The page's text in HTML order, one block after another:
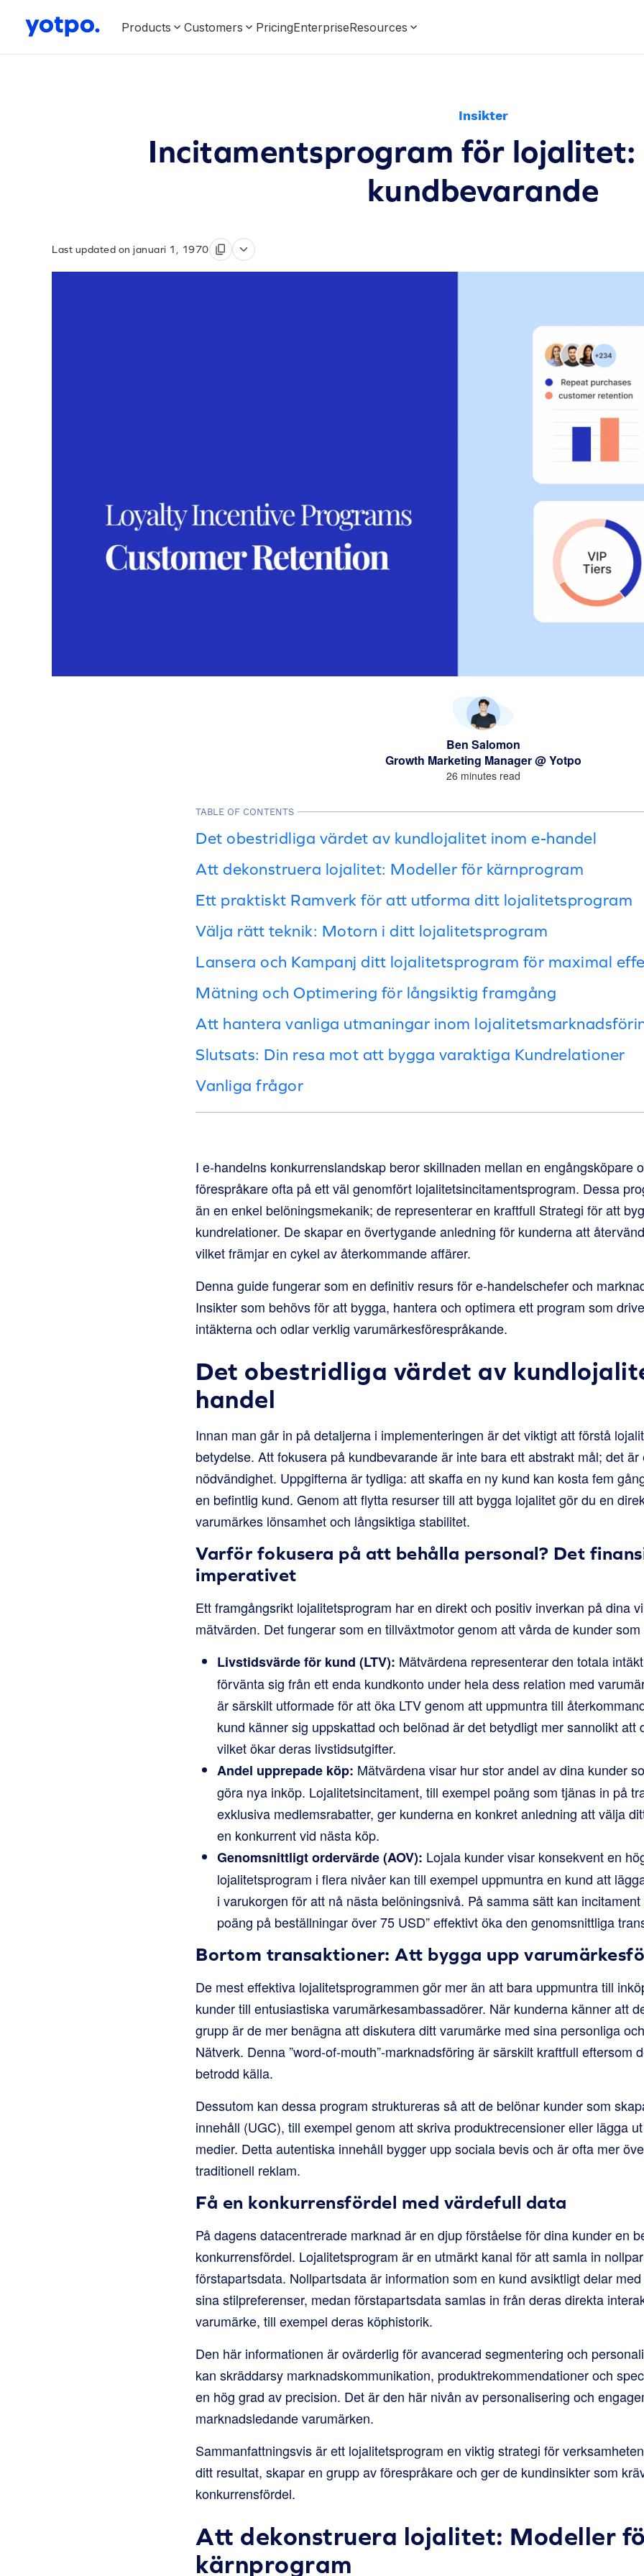
Products Customers PricingEnterpriseResources
Insikter
Incitamentsprogram för lojalitet:
kundbevarande
Last updated on januari 1, 1970
Ben Salomon
Growth Marketing Manager @ Yotpo
26 minutes read
TABLE OF CONTENTS
Det obestridliga värdet av kundlojalitet inom e-handel
Att dekonstruera lojalitet: Modeller för kärnprogram
Ett praktiskt Ramverk för att utforma ditt lojalitetsprogram
Välja rätt teknik: Motorn i ditt lojalitetsprogram
Lansera och Kampanj ditt lojalitetsprogram för maximal
Mätning och Optimering för långsiktig framgång
Att hantera vanliga utmaningar inom
Slutsats: Din resa mot att bygga varaktiga Kundrelationer
Vanliga frågor
I e-handelns konkurrenslandskap beror skillnaden mellan en engångsköpare
förespråkare ofta på ett väl genomfört lojalitetsincitamentsprogram. Dessa
än en enkel belöningsmekanik; de representerar en kraftfull Strategi för att
kundrelationer. De skapar en övertygande anledning för kunderna att
vilket främjar en cykel av återkommande affärer.
Denna guide fungerar som en definitiv resurs för e-handelschefer och
Insikter som behövs för att bygga, hantera och optimera ett program som
intäkterna och odlar verklig varumärkesförespråkande.
Det obestridliga värdet av
handel
Innan man går in på detaljerna i implementeringen är det viktigt att förstå
betydelse. Att fokusera på kundbevarande är inte bara ett abstrakt mål; det
nödvändighet. Uppgifterna är tydliga: att skaffa en ny kund kan kosta fem
en befintlig kund. Genom att flytta resurser till att bygga lojalitet gör du en
varumärkes lönsamhet och långsiktiga stabilitet.
Varför fokusera på att behålla personal? Det
imperativet
Ett framgångsrikt lojalitetsprogram har en direkt och positiv inverkan på dina
mätvärden. Det fungerar som en tillväxtmotor genom att vårda de kunder
Livstidsvärde för kund (LTV): Mätvärdena representerar den totala
förvänta sig från ett enda kundkonto under hela dess relation med
är särskilt utformade för att öka LTV genom att uppmuntra till
kund känner sig uppskattad och belönad är det betydligt mer sannolikt att
vilket ökar deras livstidsutgifter.
Andel upprepade köp: Mätvärdena visar hur stor andel av dina kunder
göra nya inköp. Lojalitetsincitament, till exempel poäng som tjänas in på
exklusiva medlemsrabatter, ger kunderna en konkret anledning att välja
en konkurrent vid nästa köp.
Genomsnittligt ordervärde (AOV): Lojala kunder visar konsekvent en
lojalitetsprogram i flera nivåer kan till exempel uppmuntra en kund att
i varukorgen för att nå nästa belöningsnivå. På samma sätt kan
poäng på beställningar över 75 USD” effektivt öka den genomsnittliga
Bortom transaktioner: Att bygga upp
De mest effektiva lojalitetsprogrammen gör mer än att bara uppmuntra till
kunder till entusiastiska varumärkesambassadörer. När kunderna känner att
grupp är de mer benägna att diskutera ditt varumärke med sina personliga
Nätverk. Denna ”word-of-mouth”-marknadsföring är särskilt kraftfull eftersom
betrodd källa.
Dessutom kan dessa program struktureras så att de belönar kunder som
innehåll (UGC), till exempel genom att skriva produktrecensioner eller lägga
medier. Detta autentiska innehåll bygger upp sociala bevis och är ofta mer
traditionell reklam.
Få en konkurrensfördel med värdefull data
På dagens datacentrerade marknad är en djup förståelse för dina kunder en
konkurrensfördel. Lojalitetsprogram är en utmärkt kanal för att samla in
förstapartsdata. Nollpartsdata är information som en kund avsiktligt delar
sina stilpreferenser, medan förstapartsdata samlas in från deras direkta
varumärke, till exempel deras köphistorik.
Den här informationen är ovärderlig för avancerad segmentering och
kan skräddarsy marknadskommunikation, produktrekommendationer och
en hög grad av precision. Det är den här nivån av personalisering och
marknadsledande varumärken.
Sammanfattningsvis är ett lojalitetsprogram en viktig strategi för
ditt resultat, skapar en grupp av förespråkare och ger de kundinsikter som
konkurrensfördel.
Att dekonstruera lojalitet: Modeller
kärnprogram